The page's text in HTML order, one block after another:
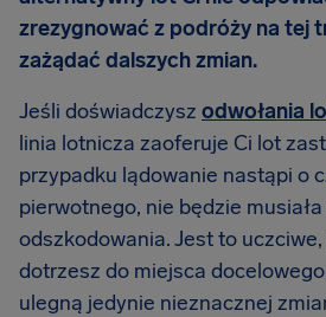
zrezygnować z podróży na tej
zażądać dalszych zmian.
Jeśli doświadczysz odwołania
linia lotnicza zaoferuje Ci lot
przypadku lądowanie nastąpi o
pierwotnego, nie będzie
odszkodowania. Jest to
dotrzesz do miejsca
ulegną jedynie nieznacznej